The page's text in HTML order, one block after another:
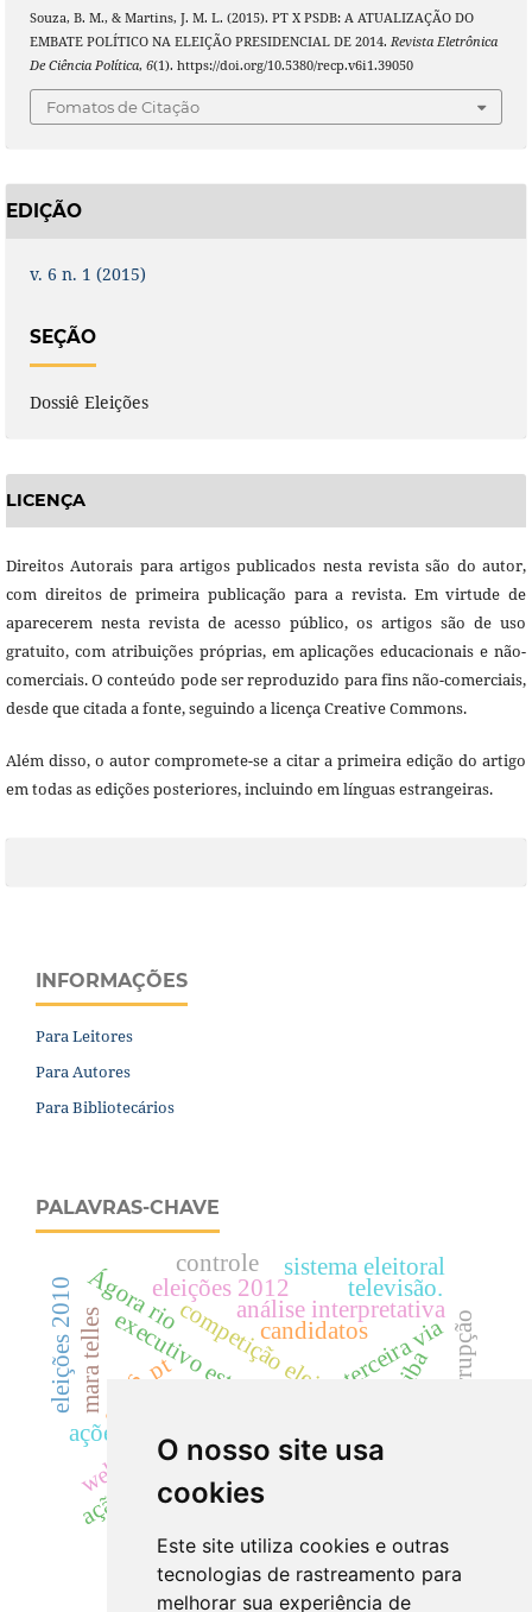
O nosso site usa
cookies
Este site utiliza cookies e outras
tecnologias de rastreamento para
melhorar sua experiência de
Souza, B. M., & Martins, J. M. L. (2015). PT X PSDB: A ATUALIZAÇÃO DO
EMBATE POLÍTICO NA ELEIÇÃO PRESIDENCIAL DE 2014. Revista Eletrônica
De Ciência Política, 6(1). https://doi.org/10.5380/recp.v6i1.39050
Fomatos de Citação
EDIÇÃO
v. 6 n. 1 (2015)
SEÇÃO
Dossiê Eleições
LICENÇA
Direitos Autorais para artigos publicados nesta revista são do autor,
com direitos de primeira publicação para a revista. Em virtude de
aparecerem nesta revista de acesso público, os artigos são de uso
gratuito, com atribuições próprias, em aplicações educacionais e não-
comerciais. O conteúdo pode ser reproduzido para fins não-comerciais,
desde que citada a fonte, seguindo a licença Creative Commons.
Além disso, o autor compromete-se a citar a primeira edição do artigo
em todas as edições posteriores, incluindo em línguas estrangeiras.
INFORMAÇÕES
Para Leitores
Para Autores
Para Bibliotecários
PALAVRAS-CHAVE
ações diretas de inconstitucionalidade
competição eleitoralcuritiba
análise interpretativa
executivo estadual
hgpepsdb
pt terceira via
polarização
eleições 2012
ação política
sistema eleitoral
Ágora rio
website. ceará
eleições 2010 ethos
candidatos
televisão.
mara telles corrupção
controle